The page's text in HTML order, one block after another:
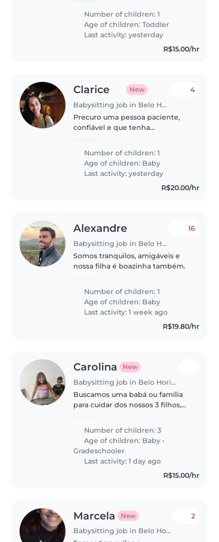
18:00 para ajudar com nosso filho
de 2 anos e 9 meses.
Number of children: 1
Age of children:Toddler
Last activity: yesterday
R$15.00/hr
Clarice New
Babysitting job in Belo Horizonte
4
Precuro uma pessoa paciente,
confiável e que tenha
bebê tem sete meses, ele é
muito tranquilo. Estou
precisando para começar no mês
de Setembro. Os horários..
Number of children: 1
Age of children: Baby
Last activity: yesterday
R$20.00/hr
Alexandre
Babysitting job in Belo Horizonte
16
Somos tranquilos, amigáveis e
nossa filha é boazinha também.
Number of children: 1
Age of children: Baby
Last activity: 1 week ago
R$19.80/hr
Carolina New
Babysitting job in Belo Horizonte
Buscamos uma babá ou família
para cuidar dos nossos 3 filhos,
alguém atencioso, que goste de
crianças independentes e
afetuosas...
Number of children: 3
Age of children: Baby •
Gradeschooler
Last activity: 1 day ago
R$15.00/hr
Marcela New
Babysitting job in Belo Horizonte
2